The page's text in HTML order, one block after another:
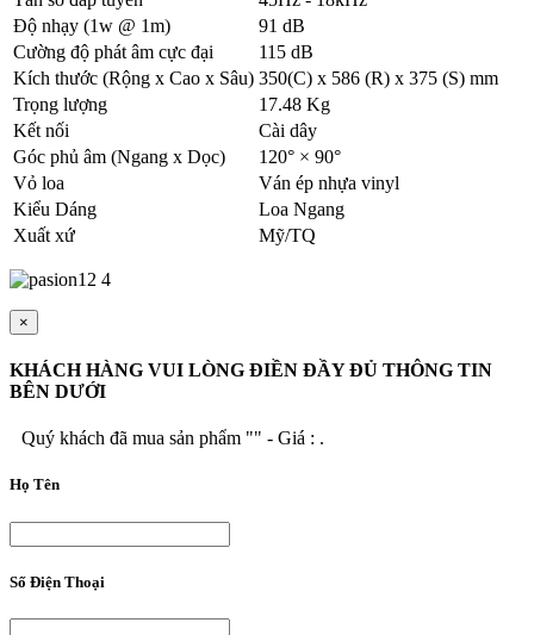
Độ nhạy (1w @ 1m)
91 dB
Cường độ phát âm cực đại
115 dB
Kích thước (Rộng x Cao x Sâu) 350(C) x 586 (R) x 375 (S) mm
Trọng lượng
17.48 Kg
Kết nối
Cài dây
Góc phủ âm (Ngang x Dọc)
120° × 90°
Vỏ loa
Ván ép nhựa vinyl
Kiểu Dáng
Loa Ngang
Xuất xứ
Mỹ/TQ
×
KHÁCH HÀNG VUI LÒNG ĐIỀN ĐẦY ĐỦ THÔNG TIN
BÊN DƯỚI
Quý khách đã mua sản phẩm "" - Giá : .
Họ Tên
Số Điện Thoại